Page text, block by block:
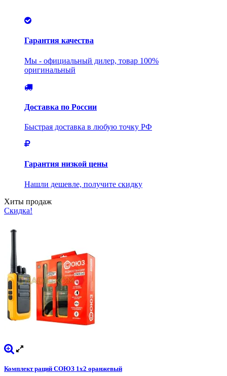
Гарантия качества
Мы - официальный дилер, товар 100%
оригинальный
Доставка по России
Быстрая доставка в любую точку РФ
Гарантия низкой цены
Нашли дешевле, получите скидку
Хиты продаж
Скидка!
Комплект раций СОЮЗ 1х2 оранжевый